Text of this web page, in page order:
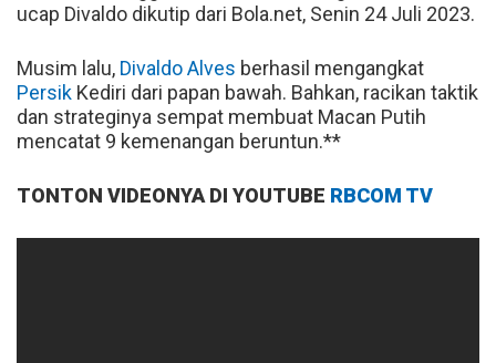
ucap Divaldo dikutip dari Bola.net, Senin 24 Juli 2023.
Musim lalu, Divaldo Alves berhasil mengangkat
Persik Kediri dari papan bawah. Bahkan, racikan taktik
dan strateginya sempat membuat Macan Putih
mencatat 9 kemenangan beruntun.**
TONTON VIDEONYA DI YOUTUBE RBCOM TV